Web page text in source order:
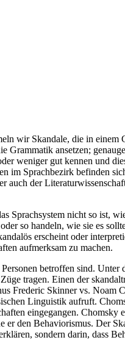
wir Skandale, die in einem
Grammatik ansetzen;
weniger gut kennen und
im Sprachbezirk befinden
auch der
Sprachsystem nicht so ist,
so handeln, wie sie es
erscheint oder
aufmerksam zu machen.
betroffen sind. Unter
tragen. Einen der
Frederic Skinner vs. Noam
Linguistik aufruft.
eingegangen. Chomsky
den Behaviorismus. Der
sondern darin, dass